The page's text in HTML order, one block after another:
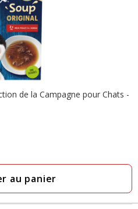
de la Campagne pour Chats -
au panier